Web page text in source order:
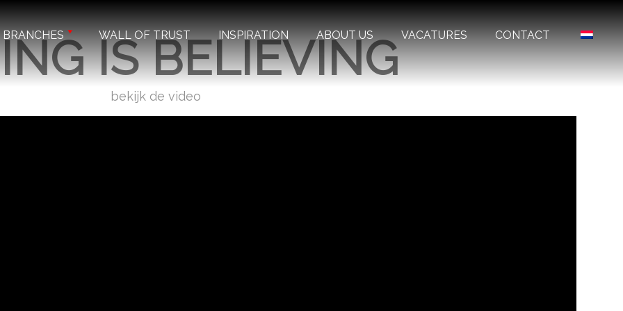
BRANCHES WALL OF TRUST INSPIRATION ABOUT US VACATURES CONTACT
IS BELIEVING
bekijk de video